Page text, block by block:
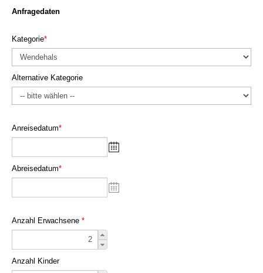
Anfragedaten
Kategorie*
Alternative Kategorie
Anreisedatum*
Abreisedatum*
Anzahl Erwachsene *
Anzahl Kinder